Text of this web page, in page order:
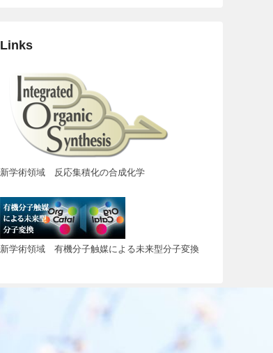
Links
新学術領域 反応集積化の合成化学
新学術領域 有機分子触媒による未来型分子変換